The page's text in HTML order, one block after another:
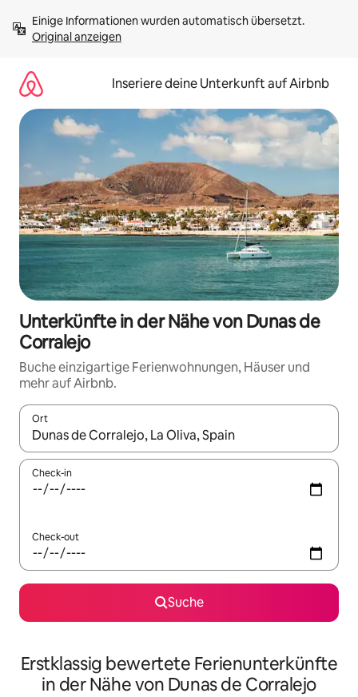
Inhalten
springenOriginal anzeigen
Inseriere deine Unterkunft auf Airbnb
Unterkünfte in der Nähe von Dunas de
Corralejo
Buche einzigartige Ferienwohnungen, Häuser und
mehr auf Airbnb.
Ort
Wenn Ergebnisse verfügbar sind, navigiere mit den
Check-in
Check-out
Suche
Erstklassig bewertete Ferienunterkünfte
in der Nähe von Dunas de Corralejo